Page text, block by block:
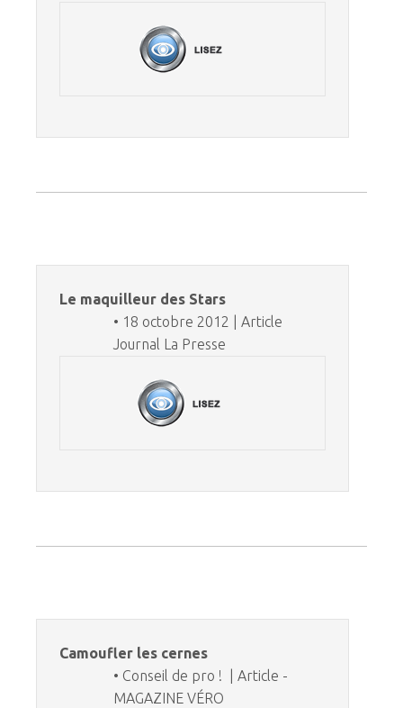
Le maquilleur des Stars
• 18 octobre 2012 | Article
Journal La Presse
Camoufler les cernes
• Conseil de pro ! | Article -
MAGAZINE VÉRO